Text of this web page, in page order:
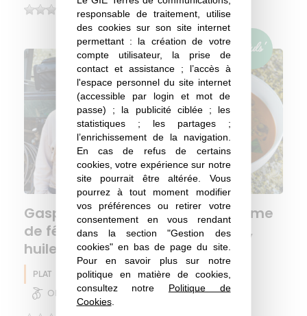
responsable de traitement, utilise
des cookies sur son site internet
permettant : la création de votre
compte utilisateur, la prise de
contact et assistance ; l’accès à
l'espace personnel du site internet
(accessible par login et mot de
passe) ; la publicité ciblée ; les
statistiques ; les partages ;
l’enrichissement de la navigation.
En cas de refus de certains
cookies, votre expérience sur notre
site pourrait être altérée. Vous
pourrez à tout moment modifier
vos préférences ou retirer votre
consentement en vous rendant
dans la section "Gestion des
cookies" en bas de page du site.
Pour en savoir plus sur notre
politique en matière de cookies,
consultez notre Politique de
Cookies.
Gaspacho pastèque–fraise, crème
de fêta, crumble olive–amande,
huile d’olive & basilic frais
PLAT Eté Huile d'olive
Pois chiche
Olive